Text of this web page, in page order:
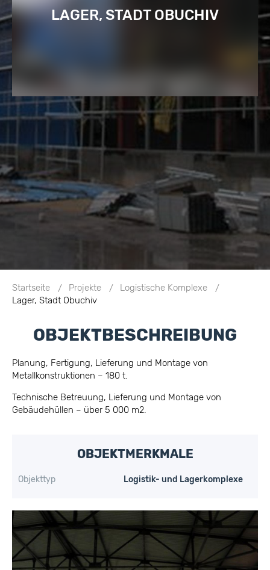
LAGER, STADT OBUCHIV
Startseite Projekte
Logistische Komplexe
Lager, Stadt Obuchiv
OBJEKTBESCHREIBUNG
Planung, Fertigung, Lieferung und Montage von
Metallkonstruktionen – 180 t.
Technische Betreuung, Lieferung und Montage von
Gebäudehüllen – über 5 000 m2.
OBJEKTMERKMALE
Objekttyp Logistik- und Lagerkomplexe